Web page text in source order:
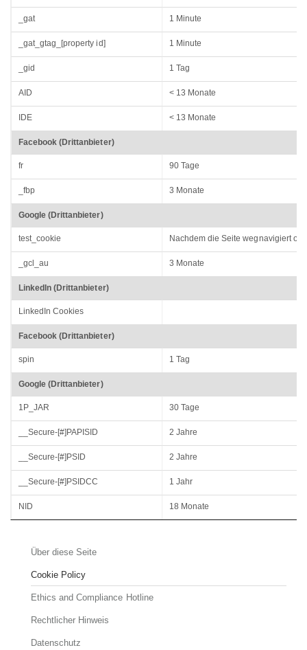
_gat 1 Minute
_gat_gtag_[property id] 1 Minute
_gid 1 Tag
AID < 13 Monate
IDE < 13 Monate
Facebook (Drittanbieter)
fr 90 Tage
_fbp 3 Monate
Google (Drittanbieter)
test_cookie Nachdem die Seite wegnavigiert
_gcl_au 3 Monate
LinkedIn (Drittanbieter)
LinkedIn Cookies
Facebook (Drittanbieter)
spin 1 Tag
Google (Drittanbieter)
1P_JAR 30 Tage
__Secure-[#]PAPISID 2 Jahre
__Secure-[#]PSID 2 Jahre
__Secure-[#]PSIDCC 1 Jahr
NID 18 Monate
Über diese Seite
Cookie Policy
Ethics and Compliance Hotline
Rechtlicher Hinweis
Datenschutz